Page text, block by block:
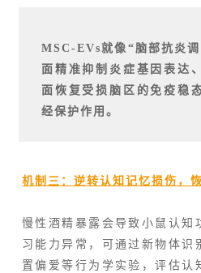
MSC-EVs就像“脑部抗炎
面精准抑制炎症基因表达
面恢复受损脑区的免疫稳
经保护作用。
机制三：逆转认知记忆损伤，
慢性酒精暴露会导致小鼠认知
习能力异常，可通过新物体识
置偏爱等行为学实验，评估认